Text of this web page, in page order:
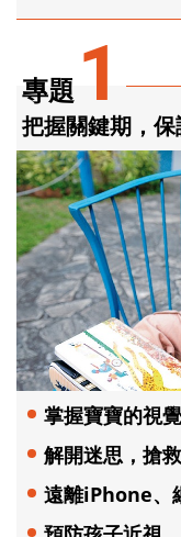
專題 1
把握關鍵期，
掌握寶寶的視
解開迷思，搶
遠離iPhone、